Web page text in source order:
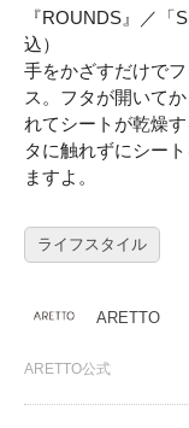
『ROUNDS』／「
込）
手をかざすだけで
ス。フタが開いて
れてシートが乾燥
タに触れずにシー
ますよ。
ライフスタイル
ARETTO
ARETTO公式